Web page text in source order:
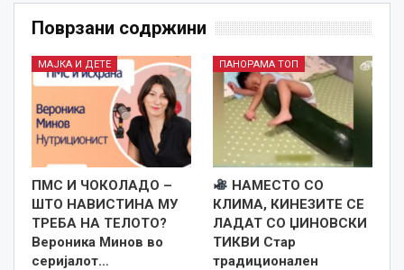
Поврзани содржини
МАЈКА И ДЕТЕ
ПМС И ЧОКОЛАДО –
ШТО НАВИСТИНА МУ
ТРЕБА НА ТЕЛОТО?
Вероника Минов во
серијалот…
ПАНОРАМА ТОП
НАМЕСТО СО
КЛИМА, КИНЕЗИТЕ СЕ
ЛАДАТ СО ЏИНОВСКИ
ТИКВИ Стар
традиционален